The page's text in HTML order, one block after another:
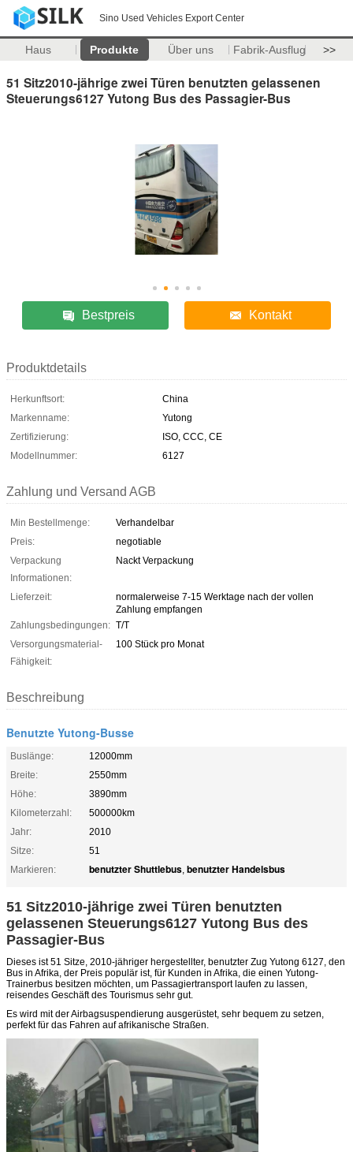
Sino Used Vehicles Export Center
Haus Produkte Über uns Fabrik-Ausflug >>
51 Sitz2010-jährige zwei Türen benutzten gelassenen
Steuerungs6127 Yutong Bus des Passagier-Bus
Bestpreis Kontakt
Produktdetails
Herkunftsort:
China
Markenname:
Yutong
Zertifizierung:
ISO, CCC, CE
Modellnummer:
6127
Zahlung und Versand AGB
Min Bestellmenge:
Verhandelbar
Preis:
negotiable
Verpackung
Informationen:
Nackt Verpackung
Lieferzeit:
normalerweise 7-15 Werktage nach der vollen
Zahlung empfangen
Zahlungsbedingungen: T/T
Versorgungsmaterial-
Fähigkeit:
100 Stück pro Monat
Beschreibung
Benutzte Yutong-Busse
Buslänge:
12000mm
Breite:
2550mm
Höhe:
3890mm
Kilometerzahl:
500000km
Jahr:
2010
Sitze:
51
Markieren:
benutzter Shuttlebus, benutzter Handelsbus
51 Sitz2010-jährige zwei Türen benutzten
gelassenen Steuerungs6127 Yutong Bus des
Passagier-Bus
Dieses ist 51 Sitze, 2010-jähriger hergestellter, benutzter Zug Yutong 6127, den
Bus in Afrika, der Preis populär ist, für Kunden in Afrika, die einen Yutong-
Trainerbus besitzen möchten, um Passagiertransport laufen zu lassen,
reisendes Geschäft des Tourismus sehr gut.
Es wird mit der Airbagsuspendierung ausgerüstet, sehr bequem zu setzen,
perfekt für das Fahren auf afrikanische Straßen.